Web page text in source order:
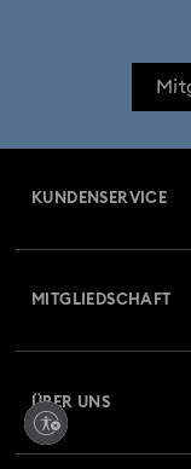
KUNDENSERVICE
Versand
MITGLIEDSCHAFT
Swarovski Club
ÜBER UNS